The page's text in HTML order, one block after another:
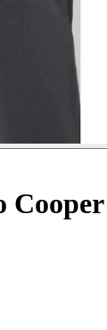
Cooper